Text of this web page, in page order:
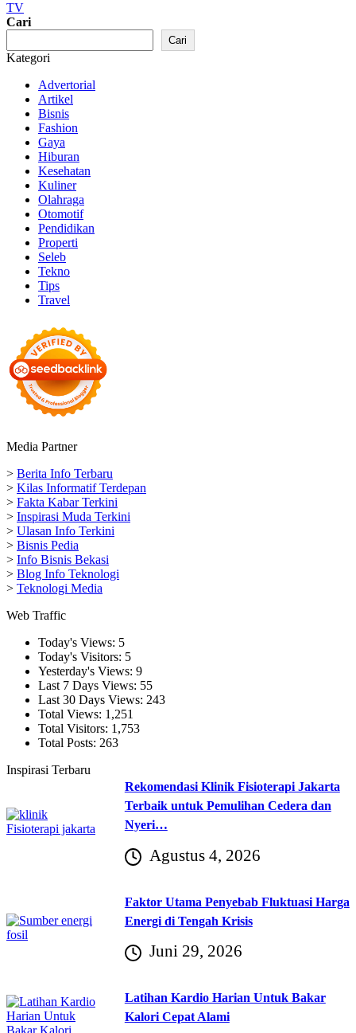
Cari
Cari
Kategori
Advertorial
Artikel
Bisnis
Fashion
Gaya
Hiburan
Kesehatan
Kuliner
Olahraga
Otomotif
Pendidikan
Properti
Seleb
Tekno
Tips
Travel
Media Partner
> Berita Info Terbaru
> Kilas Informatif Terdepan
> Fakta Kabar Terkini
> Inspirasi Muda Terkini
> Ulasan Info Terkini
> Bisnis Pedia
> Info Bisnis Bekasi
> Blog Info Teknologi
> Teknologi Media
Web Traffic
Today's Views: 5
Today's Visitors: 5
Yesterday's Views: 9
Last 7 Days Views: 55
Last 30 Days Views: 243
Total Views: 1,251
Total Visitors: 1,753
Total Posts: 263
Inspirasi Terbaru
Rekomendasi Klinik Fisioterapi Jakarta
Terbaik untuk Pemulihan Cedera dan
Nyeri…
Agustus 4, 2026
Faktor Utama Penyebab Fluktuasi Harga
Energi di Tengah Krisis
Juni 29, 2026
Latihan Kardio Harian Untuk Bakar
Kalori Cepat Alami